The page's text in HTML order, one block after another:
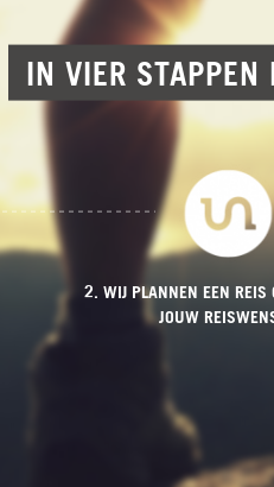
IN VIER
2. WIJ PLANNEN EEN REIS
JOUW